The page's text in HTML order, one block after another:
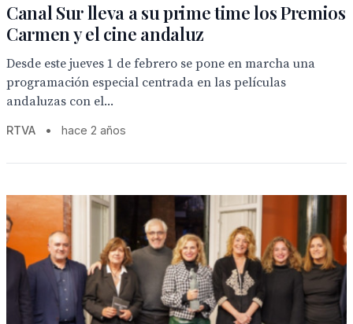
Canal Sur lleva a su prime time los Premios
Carmen y el cine andaluz
Desde este jueves 1 de febrero se pone en marcha una
programación especial centrada en las películas
andaluzas con el...
RTVA • hace 2 años